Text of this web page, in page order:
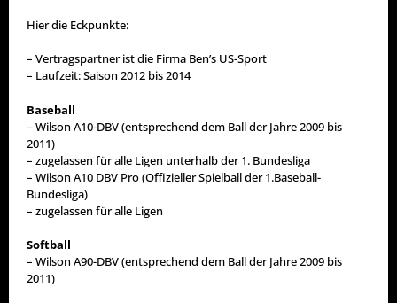
Hier die Eckpunkte:
– Vertragspartner ist die Firma Ben’s US-Sport
– Laufzeit: Saison 2012 bis 2014
Baseball
– Wilson A10-DBV (entsprechend dem Ball der Jahre 2009 bis
2011)
– zugelassen für alle Ligen unterhalb der 1. Bundesliga
– Wilson A10 DBV Pro (Offizieller Spielball der 1.Baseball-
Bundesliga)
– zugelassen für alle Ligen
Softball
– Wilson A90-DBV (entsprechend dem Ball der Jahre 2009 bis
2011)